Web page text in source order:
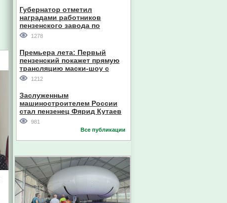
Губернатор отметил
наградами работников
пензенского завода по
производству станков
1278
Премьера лета: Первый
пензенский покажет прямую
трансляцию маски-шоу с
участием компании из Южной
1212
Заслуженным
машиностроителем России
стал пензенец Фярид Кутаев
981
Все публикации